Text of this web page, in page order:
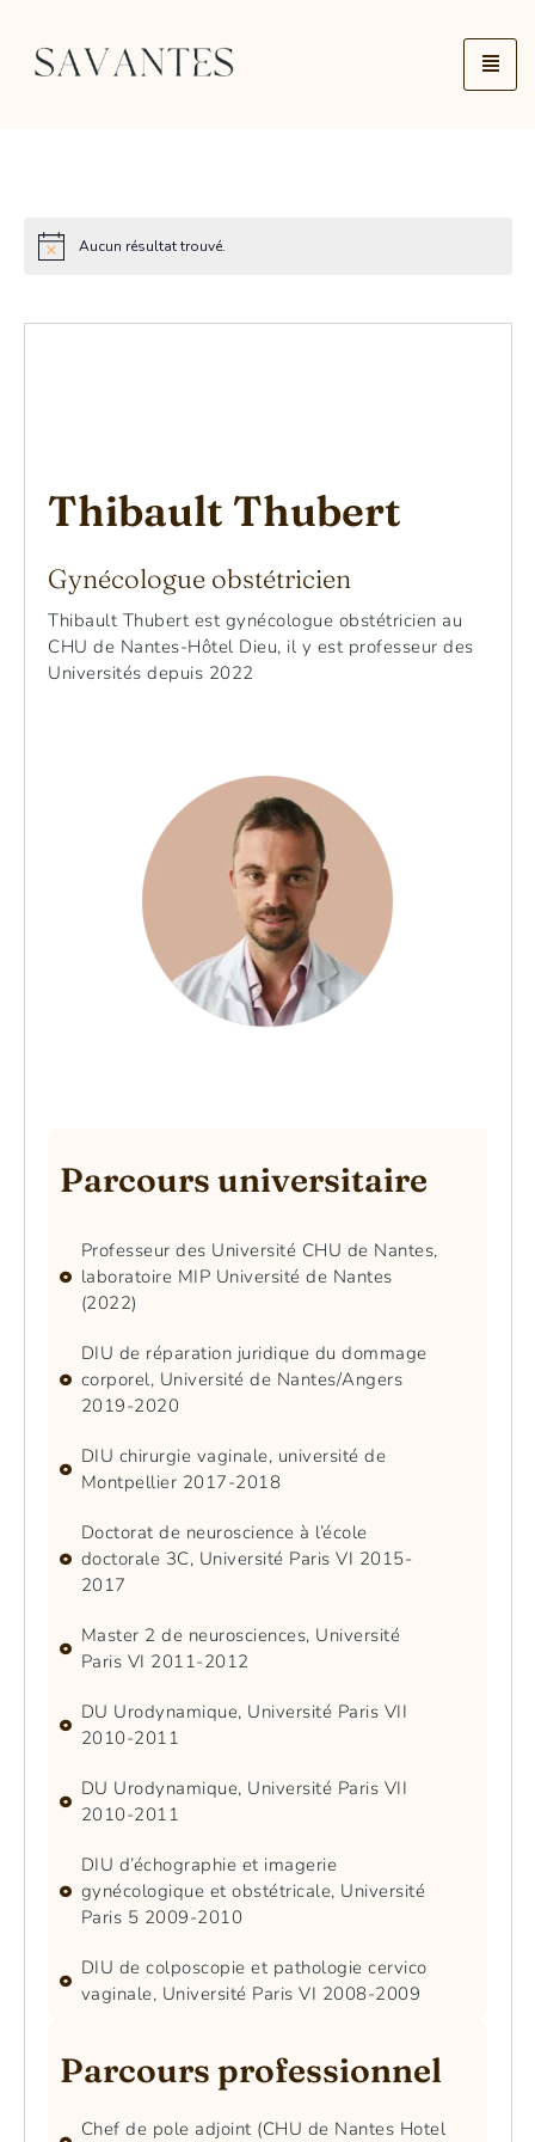
Aucun résultat trouvé.
Thibault Thubert
Gynécologue obstétricien
Thibault Thubert est gynécologue obstétricien au
CHU de Nantes-Hôtel Dieu, il y est professeur des
Universités depuis 2022
Parcours universitaire
Professeur des Université CHU de Nantes,
laboratoire MIP Université de Nantes
(2022)
DIU de réparation juridique du dommage
corporel, Université de Nantes/Angers
2019-2020
DIU chirurgie vaginale, université de
Montpellier 2017-2018
Doctorat de neuroscience à l’école
doctorale 3C, Université Paris VI 2015-
2017
Master 2 de neurosciences, Université
Paris VI 2011-2012
DU Urodynamique, Université Paris VII
2010-2011
DU Urodynamique, Université Paris VII
2010-2011
DIU d’échographie et imagerie
gynécologique et obstétricale, Université
Paris 5 2009-2010
DIU de colposcopie et pathologie cervico
vaginale, Université Paris VI 2008-2009
Parcours professionnel
Chef de pole adjoint (CHU de Nantes Hotel